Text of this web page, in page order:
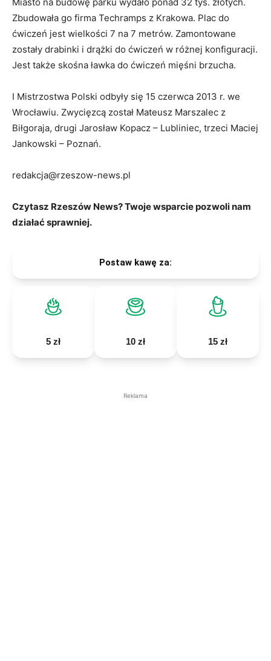
Zbudowała go firma Techramps z Krakowa. Plac do
ćwiczeń jest wielkości 7 na 7 metrów. Zamontowane
zostały drabinki i drążki do ćwiczeń w różnej konfiguracji.
Jest także skośna ławka do ćwiczeń mięśni brzucha.
I Mistrzostwa Polski odbyły się 15 czerwca 2013 r. we
Wrocławiu. Zwycięzcą został Mateusz Marszalec z
Biłgoraja, drugi Jarosław Kopacz – Lubliniec, trzeci Maciej
Jankowski – Poznań.
redakcja@rzeszow-news.pl
Czytasz Rzeszów News? Twoje wsparcie pozwoli nam
działać sprawniej.
Postaw kawę za:
5 zł 10 zł 15 zł
Reklama